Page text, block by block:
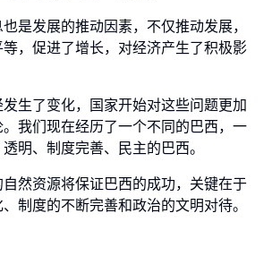
是发展的推动因素，不仅推动发展，
，促进了增长，对经济产生了积极影
生了变化，国家开始对这些问题更加
我们现在经历了一个不同的巴西，一
明、制度完善、民主的巴西。
然资源将保证巴西的成功，关键在于
制度的不断完善和政治的文明对待。